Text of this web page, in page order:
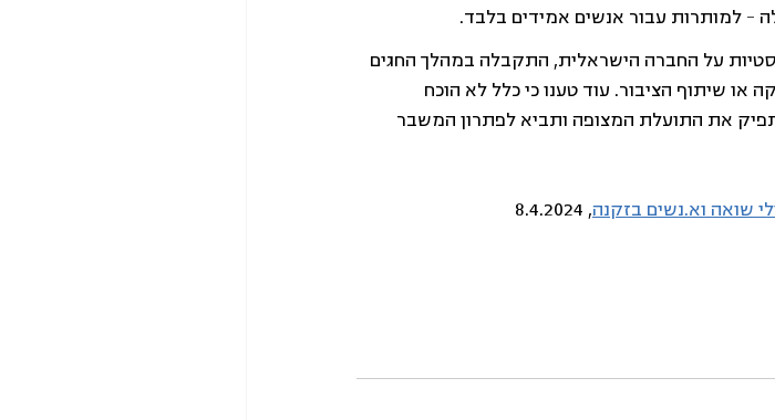
– למותרות עבור אנשים אמידים בלבד.
על החברה הישראלית, התקבלה במהלך החגים
שיתוף הציבור. עוד טענו כי כלל לא הוכח
את התועלת המצופה ותביא לפתרון המשבר
שואה וא.נשים בזקנה, 8.4.2024